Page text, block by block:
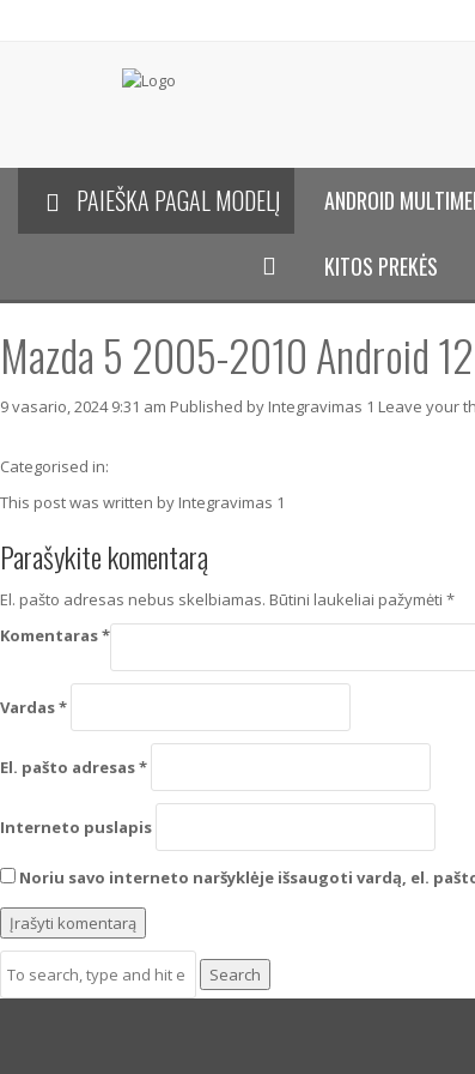
PAIEŠKA PAGAL MODELĮ ANDROID
KITOS PREKĖS
Mazda 5 2005-2010 Android
9 vasario, 2024 9:31 am Published by Integravimas 1 Leave your
Categorised in:
This post was written by Integravimas 1
Parašykite komentarą
El. pašto adresas nebus skelbiamas. Būtini laukeliai pažymėti *
Komentaras*
Vardas*
El. pašto adresas*
Interneto puslapis
Noriu savo interneto naršyklėje išsaugoti vardą, el.
Search